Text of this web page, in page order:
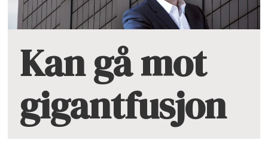
Kan gå mot
gigantfusjon